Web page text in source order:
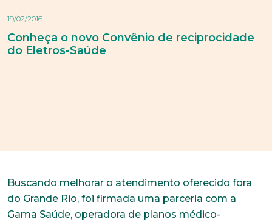
19/02/2016
Conheça o novo Convênio de reciprocidade
do Eletros-Saúde
Buscando melhorar o atendimento oferecido fora
do Grande Rio, foi firmada uma parceria com a
Gama Saúde, operadora de planos médico-